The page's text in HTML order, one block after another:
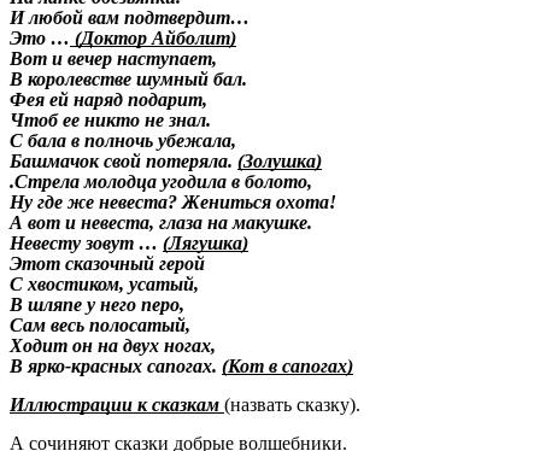
И любой вам подтвердит…
Это … (Доктор Айболит)
Вот и вечер наступает,
В королевстве шумный бал.
Фея ей наряд подарит,
Чтоб ее никто не знал.
С бала в полночь убежала,
Башмачок свой потеряла. (Золушка)
.Стрела молодца угодила в болото,
Ну где же невеста? Жениться охота!
А вот и невеста, глаза на макушке.
Невесту зовут … (Лягушка)
Этот сказочный герой
С хвостиком, усатый,
В шляпе у него перо,
Сам весь полосатый,
Ходит он на двух ногах,
В ярко-красных сапогах. (Кот в сапогах)
Иллюстрации к сказкам (назвать сказку).
А сочиняют сказки добрые волшебники.